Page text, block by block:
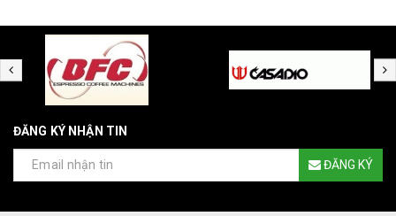
ĐĂNG KÝ NHẬN TIN
ĐĂNG KÝ